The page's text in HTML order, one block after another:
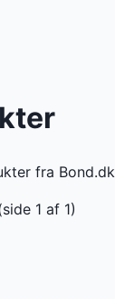
fra Bond.dk
1 af 1)